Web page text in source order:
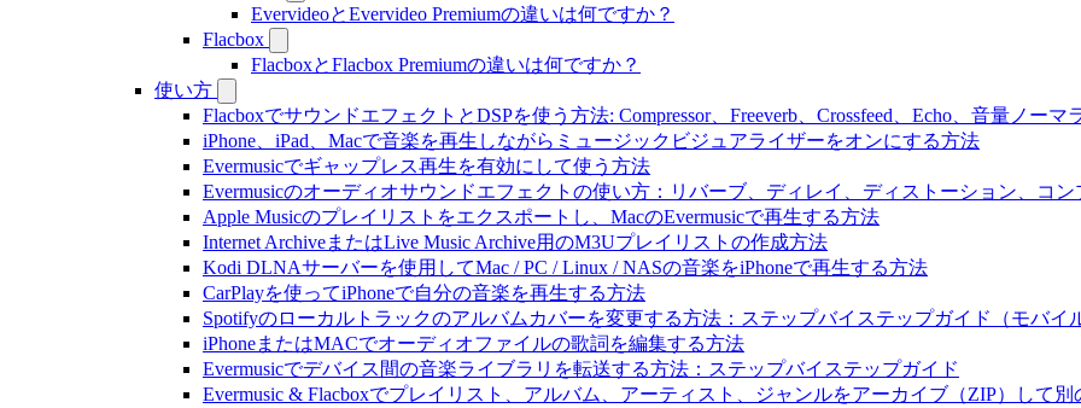
EvervideoとEvervideo Premiumの違いは何ですか？
Flacbox
FlacboxとFlacbox Premiumの違いは何ですか？
使い方
FlacboxでサウンドエフェクトとDSPを使う方法: Compressor、Freeverb、Crossfeed、Echo、音量ノー
iPhone、iPad、Macで音楽を再生しながらミュージックビジュアライザーをオンにする方法
Evermusicでギャップレス再生を有効にして使う方法
Evermusicのオーディオサウンドエフェクトの使い方：リバーブ、ディレイ、ディストーション、コ
Apple Musicのプレイリストをエクスポートし、MacのEvermusicで再生する方法
Internet ArchiveまたはLive Music Archive用のM3Uプレイリストの作成方法
Kodi DLNAサーバーを使用してMac / PC / Linux / NASの音楽をiPhoneで再生する方法
CarPlayを使ってiPhoneで自分の音楽を再生する方法
Spotifyのローカルトラックのアルバムカバーを変更する方法：ステップバイステップガイド（モバイ
iPhoneまたはMACでオーディオファイルの歌詞を編集する方法
Evermusicでデバイス間の音楽ライブラリを転送する方法：ステップバイステップガイド
Evermusic & Flacboxでプレイリスト、アルバム、アーティスト、ジャンルをアーカイブ（ZIP）して